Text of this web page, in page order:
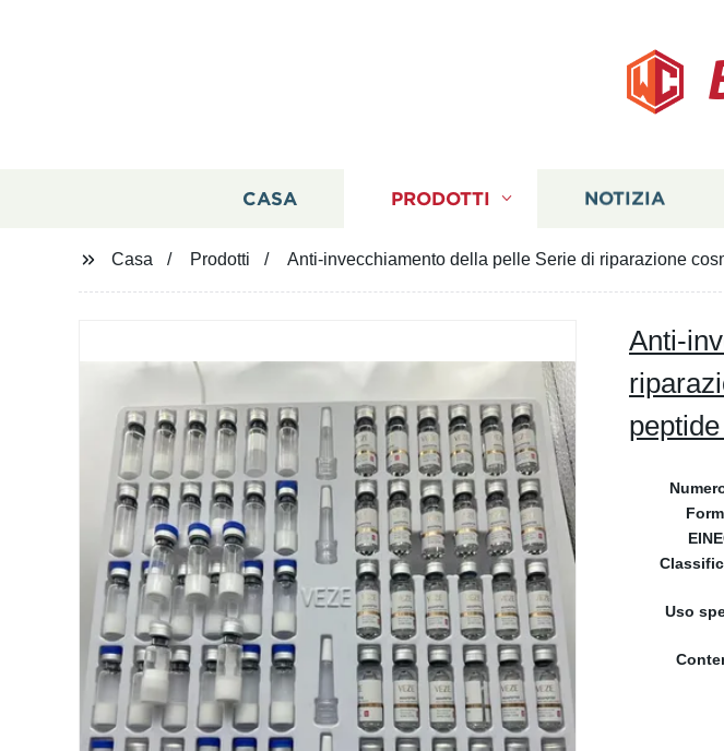
CASA PRODOTTI NOTIZIA
Casa Prodotti Anti-invecchiamento della pelle Serie di riparazione
Anti-
Uso